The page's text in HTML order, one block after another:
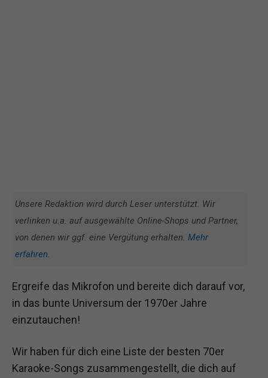
Unsere Redaktion wird durch Leser unterstützt. Wir
verlinken u.a. auf ausgewählte Online-Shops und Partner,
von denen wir ggf. eine Vergütung erhalten. Mehr
erfahren.
Ergreife das Mikrofon und bereite dich darauf vor,
in das bunte Universum der 1970er Jahre
einzutauchen!
Wir haben für dich eine Liste der besten 70er
Karaoke-Songs zusammengestellt, die dich auf